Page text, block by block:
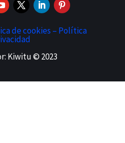
de cookies – Política
Kiwitu © 2023